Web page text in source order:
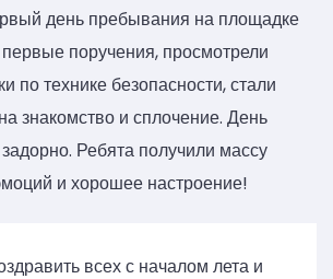
день пребывания на площадке
поручения, просмотрели
по технике безопасности, стали
знакомство и сплочение. День
Ребята получили массу
и хорошее настроение!
всех с началом лета и